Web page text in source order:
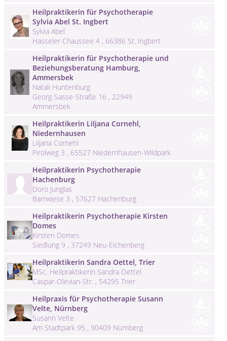
Heilpraktikerin für Psychotherapie
Sylvia Abel St. Ingbert
Sylvia Abel
Hasseler Chaussee 4 , 66386 St. Ingbert
Heilpraktikerin für Psychotherapie und
Beziehungsberatung Hamburg,
Ammersbek
Natali Huntenburg
Georg-Sasse-Straße 16 , 22949
Ammersbek
Heilpraktikerin Liljana Cornehl,
Niedernhausen
Liljana Cornehl
Pirolweg 3 , 65527 Niedernhausen-Wildpark
Heilpraktikerin Psychotherapie
Hachenburg
Doro Junglas
Barrwiese 3 , 57627 Hachenburg
Heilpraktikerin Psychotherapie Kirsten
Domes
Kirsten Domes
Siedlung 9 , 37249 Neu-Eichenberg
Heilpraktikerin Sandra Oettel, Trier
MSc. Heilpraktikerin Sandra Oettel
Caspar-Olevian-Str. , 54295 Trier
Heilpraxis für Psychotherapie Susann
Velte, Nürnberg
Susann Velte
Am Stadtpark 95 , 90409 Nürnberg